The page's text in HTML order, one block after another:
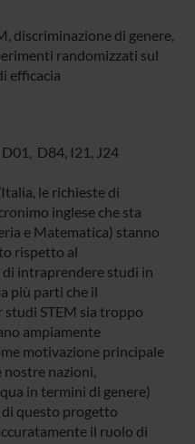
discriminazione di genere,
randomizzati sul
efficacia
D01, D84, I21, J24
le richieste di
inglese che sta
e Matematica) stanno
rispetto al
di intraprendere studi in
più parti che il
STEM sia troppo
ampiamente
motivazione principale
nostre nazioni,
in termini di genere)
di questo progetto
il ruolo di